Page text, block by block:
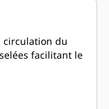
circulation du
facilitant le